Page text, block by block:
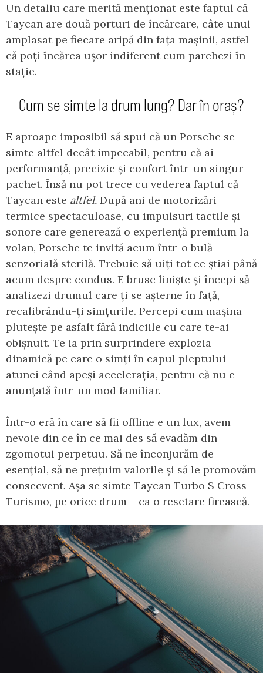
Un detaliu care merită menționat este faptul că
Taycan are două porturi de încărcare, câte unul
amplasat pe fiecare aripă din fața mașinii, astfel
că poți încărca ușor indiferent cum parchezi în
stație.
Cum se simte la drum lung? Dar în oraș?
E aproape imposibil să spui că un Porsche se
simte altfel decât impecabil, pentru că ai
performanță, precizie și confort într-un singur
pachet. Însă nu pot trece cu vederea faptul că
Taycan este altfel. După ani de motorizări
termice spectaculoase, cu impulsuri tactile și
sonore care generează o experiență premium la
volan, Porsche te invită acum într-o bulă
senzorială sterilă. Trebuie să uiți tot ce știai până
acum despre condus. E brusc liniște și începi să
analizezi drumul care ți se așterne în față,
recalibrându-ți simțurile. Percepi cum mașina
plutește pe asfalt fără indiciile cu care te-ai
obișnuit. Te ia prin surprindere explozia
dinamică pe care o simți în capul pieptului
atunci când apeși accelerația, pentru că nu e
anunțată într-un mod familiar.
Într-o eră în care să fii offline e un lux, avem
nevoie din ce în ce mai des să evadăm din
zgomotul perpetuu. Să ne înconjurăm de
esențial, să ne prețuim valorile și să le promovăm
consecvent. Așa se simte Taycan Turbo S Cross
Turismo, pe orice drum – ca o resetare firească.